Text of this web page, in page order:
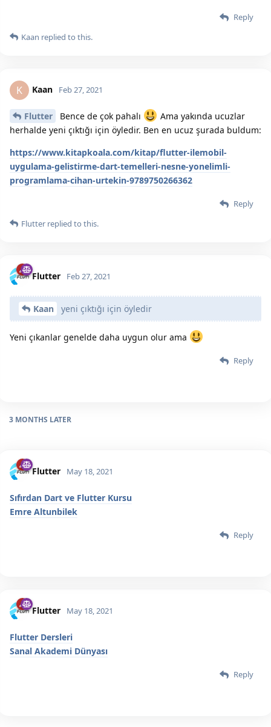
Reply
Kaan replied to this.
K Kaan Feb 27, 2021
Flutter Bence de çok pahalı
Ama yakında ucuzlar
herhalde yeni çıktığı için öyledir. Ben en ucuz şurada buldum:
https://www.kitapkoala.com/kitap/flutter-ilemobil-
uygulama-gelistirme-dart-temelleri-nesne-yonelimli-
programlama-cihan-urtekin-9789750266362
Reply
Flutter replied to this.
Flutter Feb 27, 2021
Kaan yeni çıktığı için öyledir
Yeni çıkanlar genelde daha uygun olur ama
Reply
3 MONTHS LATER
Flutter May 18, 2021
Sıfırdan Dart ve Flutter Kursu
Emre Altunbilek
Reply
Flutter May 18, 2021
Flutter Dersleri
Sanal Akademi Dünyası
Reply